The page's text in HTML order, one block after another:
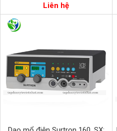
Liên hệ